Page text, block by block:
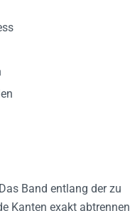
Band entlang der zu
Kanten exakt abtrennen.